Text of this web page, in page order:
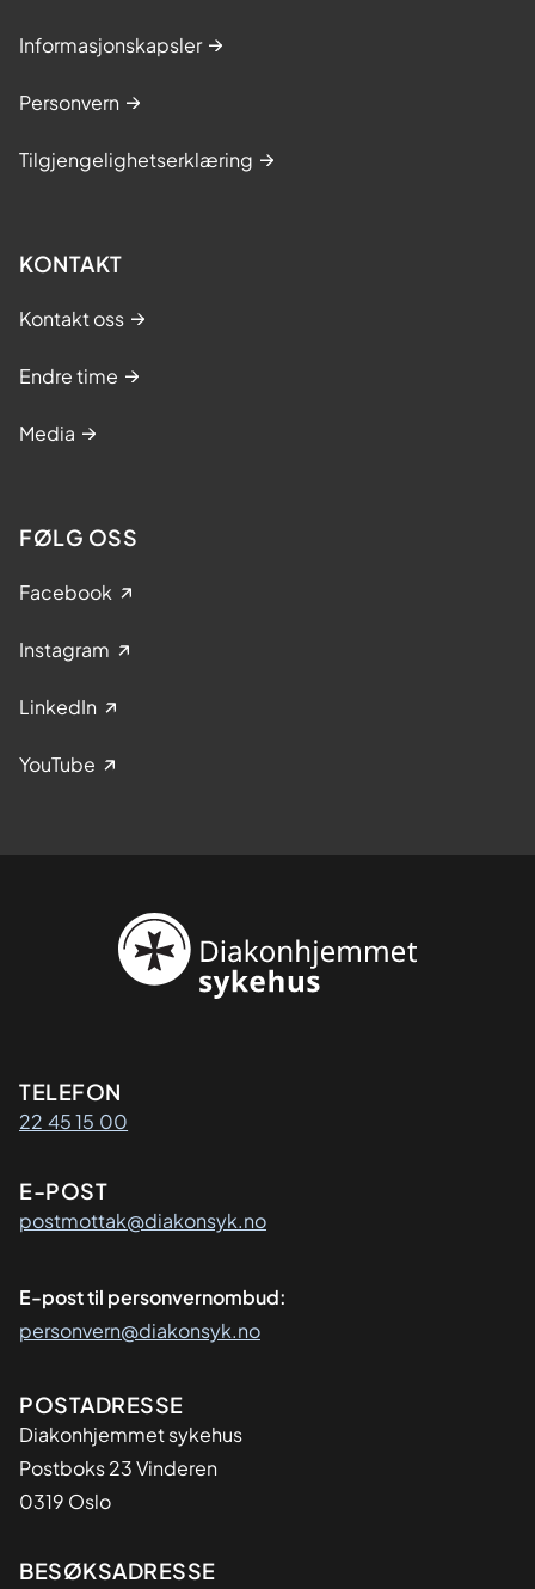
Informasjonskapsler
Personvern
Tilgjengelighetserklæring
KONTAKT
Kontakt oss
Endre time
Media
FØLG OSS
Facebook
Instagram
LinkedIn
YouTube
Kontaktinformasjon
TELEFON
22 45 15 00
E-POST
postmottak@diakonsyk.no
E-post til personvernombud:
personvern@diakonsyk.no
Adresse
POSTADRESSE
Diakonhjemmet sykehus
Postboks 23 Vinderen
0319 Oslo
BESØKSADRESSE